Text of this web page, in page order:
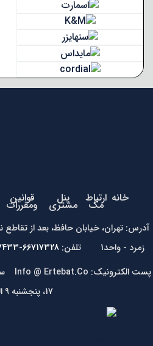
خانه ارتباط
مگ پنل
مشتری قوانین
ومقررات
زمرد - واحد1 تلفن:
66717328-66727433
17، پنجشنبه 9 الی 13